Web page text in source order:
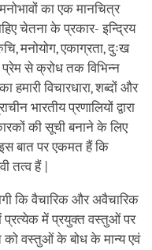
का एक मानचित्र
चेतना के प्रकार- इन्द्रिय
मनोयोग, एकाग्रता, दुःख
से क्रोध तक विभिन्न
विचारधारा, शब्दों और
भारतीय प्रणालियों द्वारा
की सूची बनाने के लिए
बात पर एकमत हैं कि
तत्व हैं |
कि वैचारिक और अवैचारिक
प्रत्येक में प्रयुक्त वस्तुओं पर
को वस्तुओं के बोध के मान्य एवं